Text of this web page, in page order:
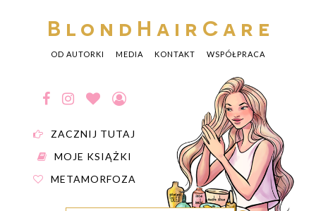
BlondHairCare
OD AUTORKI MEDIA KONTAKT WSPÓŁPRACA
ZACZNIJ TUTAJ
MOJE KSIĄŻKI
METAMORFOZA